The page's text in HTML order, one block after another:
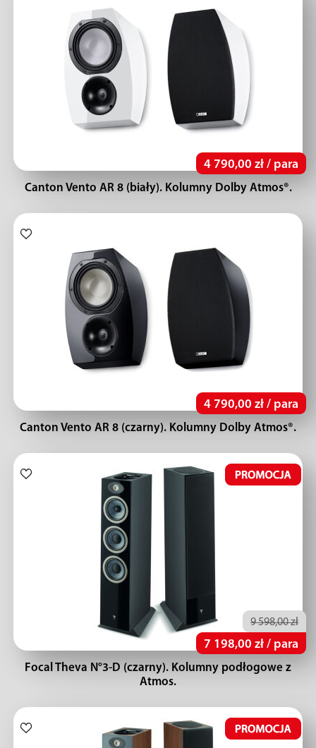
4 790,00 zł / para
Canton Vento AR 8 (biały). Kolumny Dolby Atmos®.
4 790,00 zł / para
Canton Vento AR 8 (czarny). Kolumny Dolby Atmos®.
9 598,00 zł
7 198,00 zł / para
Focal Theva N°3-D (czarny). Kolumny podłogowe z
Atmos.